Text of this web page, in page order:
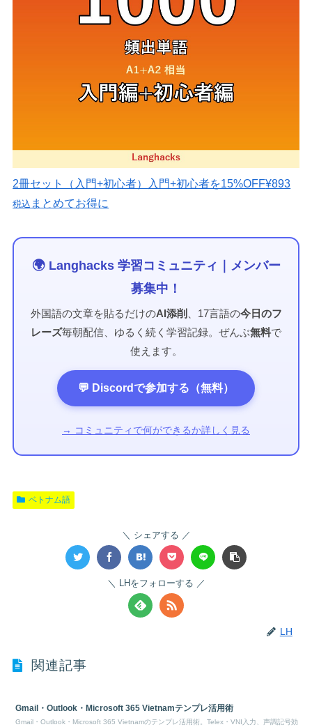
2冊セット（入門+初心者） 入門+初心者を15%OFF¥893
税込 まとめてお得に
🌍 Langhacks 学習コミュニティ｜メンバー
募集中！
外国語の文章を貼るだけのAI添削 、17言語の今日のフ
レーズ毎朝配信、ゆるく続く学習記録。ぜんぶ無料で
使えます。
💬 Discordで参加する（無料）
→ コミュニティで何ができるか詳しく見る
ベトナム語
シェアする
LHをフォローする
LH
関連記事
Gmail・Outlook・Microsoft 365 Vietnamテンプレ活用術
Gmail・Outlook・Microsoft 365 Vietnamのテンプレ活用術。Telex・VNI入力、声調記号効